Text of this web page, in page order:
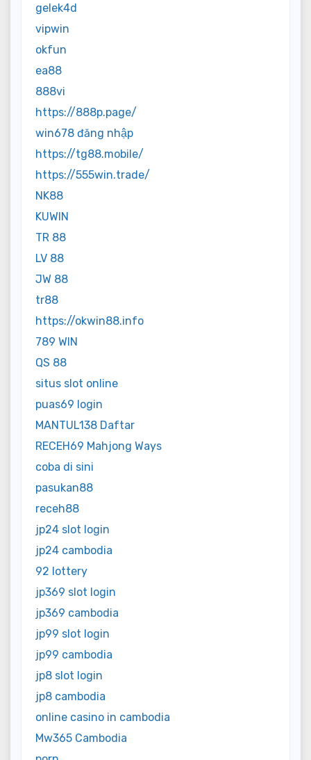
gelek4d
vipwin
okfun
ea88
888vi
https://888p.page/
win678 đăng nhập
https://tg88.mobile/
https://555win.trade/
NK88
KUWIN
TR 88
LV 88
JW 88
tr88
https://okwin88.info
789 WIN
QS 88
situs slot online
puas69 login
MANTUL138 Daftar
RECEH69 Mahjong Ways
coba di sini
pasukan88
receh88
jp24 slot login
jp24 cambodia
92 lottery
jp369 slot login
jp369 cambodia
jp99 slot login
jp99 cambodia
jp8 slot login
jp8 cambodia
online casino in cambodia
Mw365 Cambodia